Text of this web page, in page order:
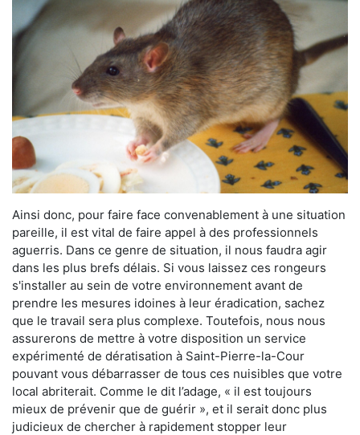
Ainsi donc, pour faire face convenablement à une situation
pareille, il est vital de faire appel à des professionnels
aguerris. Dans ce genre de situation, il nous faudra agir
dans les plus brefs délais. Si vous laissez ces rongeurs
s'installer au sein de votre environnement avant de
prendre les mesures idoines à leur éradication, sachez
que le travail sera plus complexe. Toutefois, nous nous
assurerons de mettre à votre disposition un service
expérimenté de dératisation à Saint-Pierre-la-Cour
pouvant vous débarrasser de tous ces nuisibles que votre
local abriterait. Comme le dit l’adage, « il est toujours
mieux de prévenir que de guérir », et il serait donc plus
judicieux de chercher à rapidement stopper leur